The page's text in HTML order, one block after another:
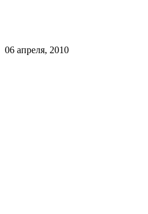
06 апреля, 2010